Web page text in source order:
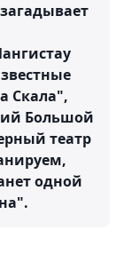
Скала",
Большой
театр
одной